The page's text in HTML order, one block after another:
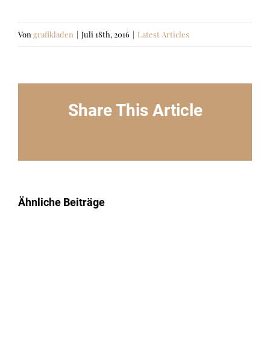
Von grafikladen | Juli 18th, 2016 | Latest Articles
Share This Article
Ähnliche Beiträge